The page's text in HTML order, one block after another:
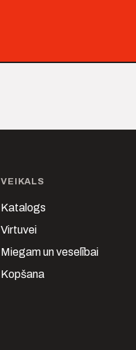
VEIKALS
Katalogs
Virtuvei
Miegam un veselībai
Kopšana